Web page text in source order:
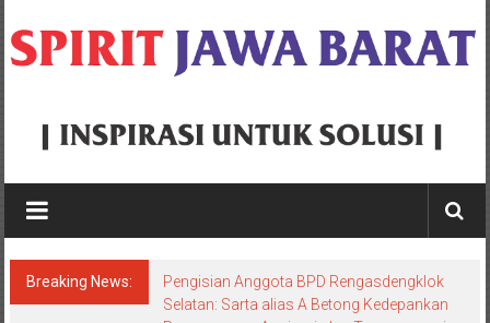
to
content
Spirit
Jawa
Barat
Inspirasi
Breaking News:
Pengisian Anggota BPD Rengasdengklok
Selatan: Sarta alias A Betong Kedepankan